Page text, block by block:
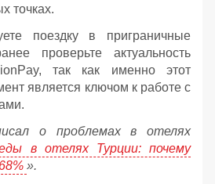
точках.
поездку в приграничные
проверьте актуальность
так как именно этот
является ключом к работе с
о проблемах в отелях
в отелях Турции: почему
».